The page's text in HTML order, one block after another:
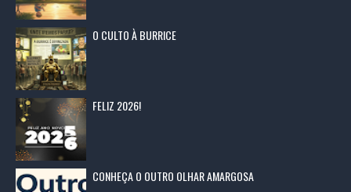
O CULTO À BURRICE
FELIZ 2026!
CONHEÇA O OUTRO OLHAR AMARGOSA